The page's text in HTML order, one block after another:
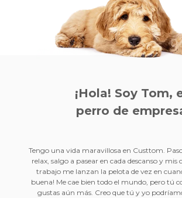
¡Hola! Soy Tom,
perro de
Tengo una vida maravillosa en Custtom.
relax, salgo a pasear en cada descanso y mis
trabajo me lanzan la pelota de vez en
buena! Me cae bien todo el mundo, pero tú
gustas aún más. Creo que tú y yo